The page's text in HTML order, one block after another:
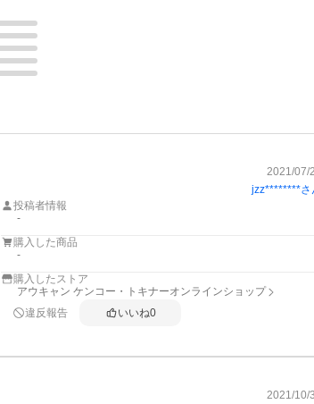
2021/07/
jzz********さ
投稿者情報
-
購入した商品
-
購入したストア
アウキャン ケンコー・トキナーオンラインショップ
違反報告
いいね0
2021/10/